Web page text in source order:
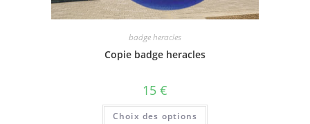
badge heracles
Copie badge heracles
15 €
Choix des options